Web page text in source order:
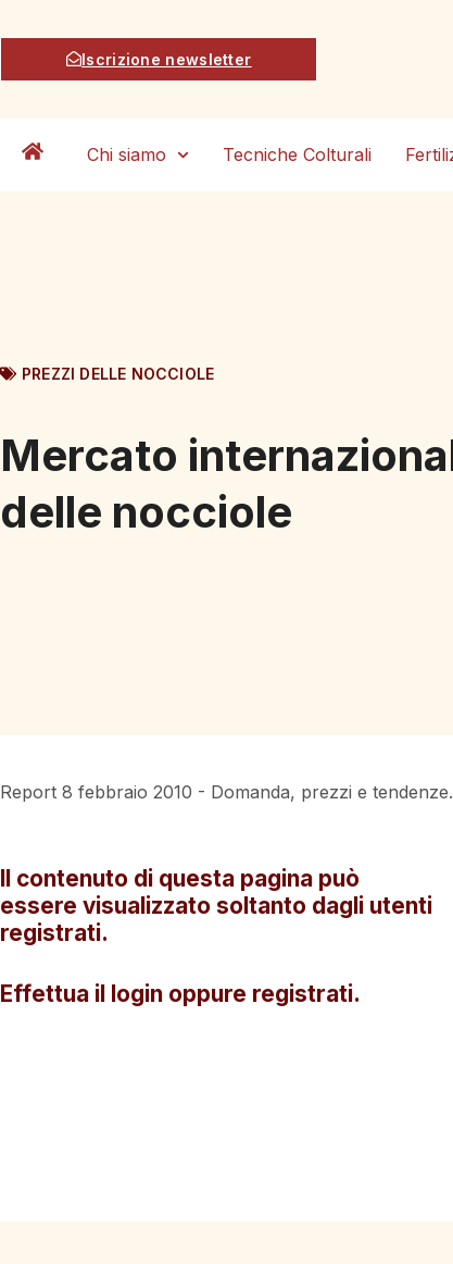
Iscrizione newsletter
Chi siamo Tecniche Colturali
PREZZI DELLE NOCCIOLE
Mercato
delle nocciole
Report 8 febbraio 2010 - Domanda, prezzi e tendenze.
Il contenuto di questa pagina può
essere visualizzato soltanto dagli utenti
registrati.
Effettua il login oppure registrati.